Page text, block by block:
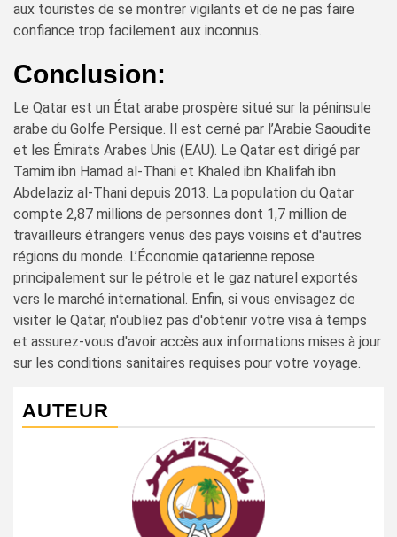
aux touristes de se montrer vigilants et de ne pas faire
confiance trop facilement aux inconnus.
Conclusion:
Le Qatar est un État arabe prospère situé sur la péninsule
arabe du Golfe Persique. Il est cerné par l’Arabie Saoudite
et les Émirats Arabes Unis (EAU). Le Qatar est dirigé par
Tamim ibn Hamad al-Thani et Khaled ibn Khalifah ibn
Abdelaziz al-Thani depuis 2013. La population du Qatar
compte 2,87 millions de personnes dont 1,7 million de
travailleurs étrangers venus des pays voisins et d'autres
régions du monde. L’Économie qatarienne repose
principalement sur le pétrole et le gaz naturel exportés
vers le marché international. Enfin, si vous envisagez de
visiter le Qatar, n'oubliez pas d'obtenir votre visa à temps
et assurez-vous d'avoir accès aux informations mises à jour
sur les conditions sanitaires requises pour votre voyage.
AUTEUR